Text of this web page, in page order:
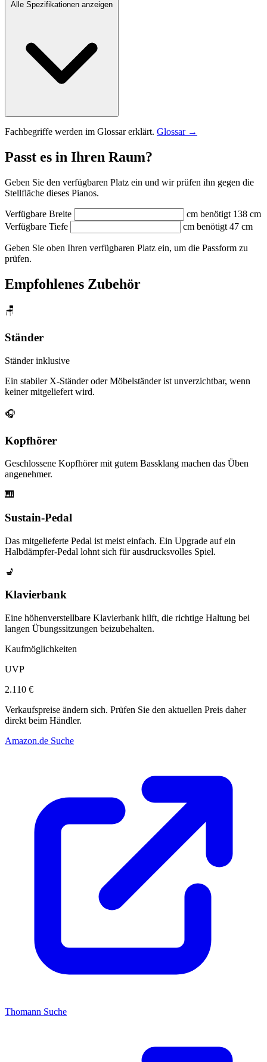
Alle Spezifikationen anzeigen
Fachbegriffe werden im Glossar erklärt. Glossar →
Passt es in Ihren Raum?
Geben Sie den verfügbaren Platz ein und wir prüfen ihn gegen die
Stellfläche dieses Pianos.
Verfügbare Breite cm benötigt 138 cm
Verfügbare Tiefe
cm benötigt 47 cm
Geben Sie oben Ihren verfügbaren Platz ein, um die Passform zu
prüfen.
Empfohlenes Zubehör
🪑
Ständer
Ständer inklusive
Ein stabiler X-Ständer oder Möbelständer ist unverzichtbar, wenn
keiner mitgeliefert wird.
🎧
Kopfhörer
Geschlossene Kopfhörer mit gutem Bassklang machen das Üben
angenehmer.
🎹
Sustain-Pedal
Das mitgelieferte Pedal ist meist einfach. Ein Upgrade auf ein
Halbdämpfer-Pedal lohnt sich für ausdrucksvolles Spiel.
💺
Klavierbank
Eine höhenverstellbare Klavierbank hilft, die richtige Haltung bei
langen Übungssitzungen beizubehalten.
Kaufmöglichkeiten
UVP
2.110 €
Verkaufspreise ändern sich. Prüfen Sie den aktuellen Preis daher
direkt beim Händler.
Amazon.de Suche
Thomann Suche